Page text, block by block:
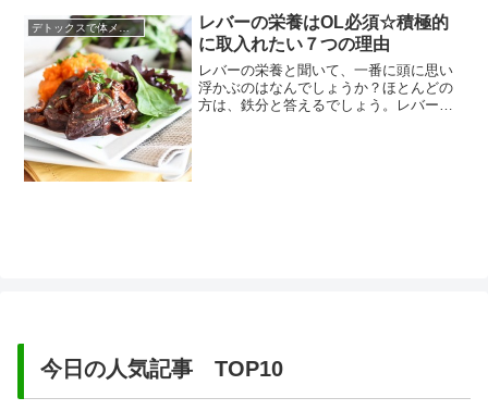
B２はレバー５０gで、成人が一日の必要
量をまかなうことができます。栄養価的
に牛も豚も鶏もあまり違いはな...
デトックスで体メンテナンス
レバーの栄養はOL必須☆積極的
に取入れたい７つの理由
レバーの栄養と聞いて、一番に頭に思い
浮かぶのはなんでしょうか？ほとんどの
方は、鉄分と答えるでしょう。レバー
今日の人気記事 TOP10